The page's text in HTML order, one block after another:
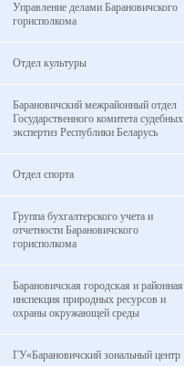
Управление делами Барановичского
горисполкома
Отдел культуры
Барановичский межрайонный отдел
Государственного комитета судебных
экспертиз Республики Беларусь
Отдел спорта
Группа бухгалтерского учета и
отчетности Барановичского
горисполкома
Барановичская городская и районная
инспекция природных ресурсов и
охраны окружающей среды
ГУ«Барановичский зональный центр